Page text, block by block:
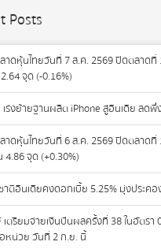
Posts
าดหุ้นไทยวันที่ 7 ส.ค. 2569 ปิดตลาดที่
จุด (-0.16%)
เร่งย้ายฐานผลิต iPhone สู่อินเดีย ลดพึ่
าดหุ้นไทยวันที่ 6 ส.ค. 2569 ปิดตลาดที่
4.86 จุด (+0.30%)
าติอินเดียคงดอกเบี้ย 5.25% มุ่งประคอ
เตรียมจ่ายเงินปันผลครั้งที่ 38 ในอัตรา
หน่วย วันที่ 2 ก.ย. นี้